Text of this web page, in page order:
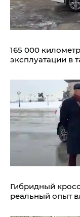
165 000
эксплуатации в
Гибридный
реальный опыт